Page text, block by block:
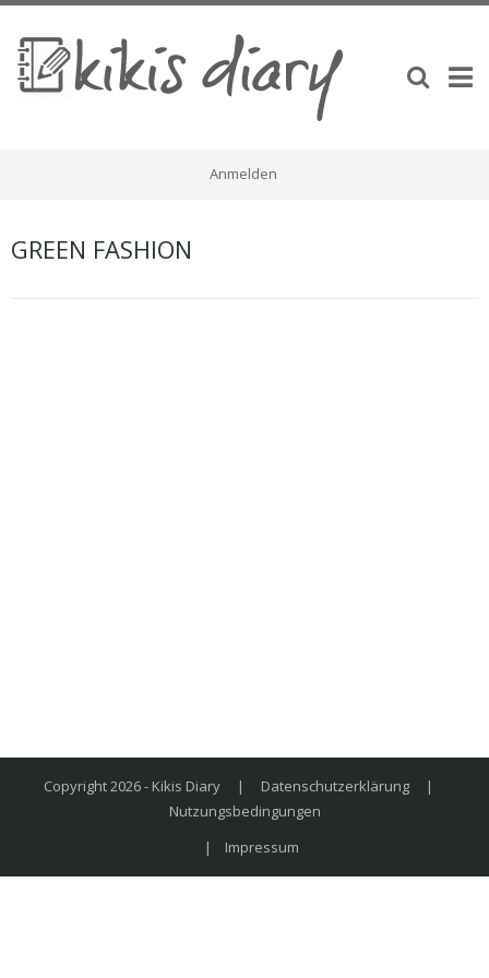
Anmelden
GREEN FASHION
Copyright 2026 - Kikis Diary | Datenschutzerklärung
|
Nutzungsbedingungen
| Impressum